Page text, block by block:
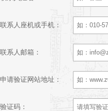
联系人座机或手机：
联系人邮箱：
申请验证网站地址：
验证码：